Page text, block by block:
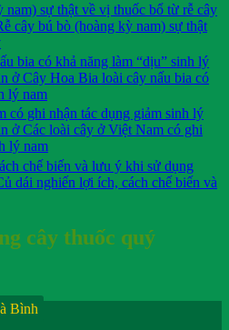
nam) sự thật về vị thuốc bổ từ rễ cây
cây bú bò (hoàng kỳ nam) sự thật
bia có khả năng làm “dịu” sinh lý
ở Cây Hoa Bia loài cây nấu bia có
lý nam
có ghi nhận tác dụng giảm sinh lý
ở Các loài cây ở Việt Nam có ghi
lý nam
chế biến và lưu ý khi sử dụng
dái nghiến lợi ích, cách chế biến và
cây thuốc quý
Bình